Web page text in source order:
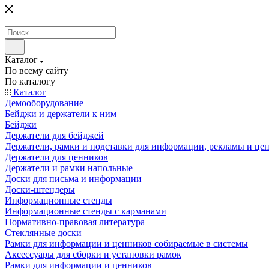
Каталог
По всему сайту
По каталогу
Каталог
Демооборудование
Бейджи и держатели к ним
Бейджи
Держатели для бейджей
Держатели, рамки и подставки для информации, рекламы и
Держатели для ценников
Держатели и рамки напольные
Доски для письма и информации
Доски-штендеры
Информационные стенды
Информационные стенды с карманами
Нормативно-правовая литература
Стеклянные доски
Рамки для информации и ценников собираемые в системы
Аксессуары для сборки и установки рамок
Рамки для информации и ценников